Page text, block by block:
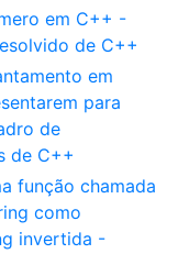
em C++ -
de C++
em
para
de
de C++
função chamada
como
invertida -